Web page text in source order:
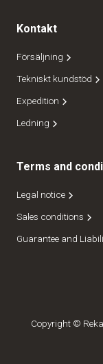
Kontakt
Försäljning
Tekniskt kundstöd
Expedition
Ledning
Terms and
Legal notice
Sales conditions
Guarantee and
Copyright ©